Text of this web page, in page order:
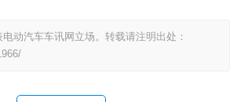
动汽车车讯网立场。转载请注明出处：